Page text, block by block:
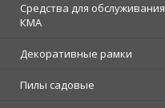
Средства для обслуживания
КМА
Декоративные рамки
Пилы садовые